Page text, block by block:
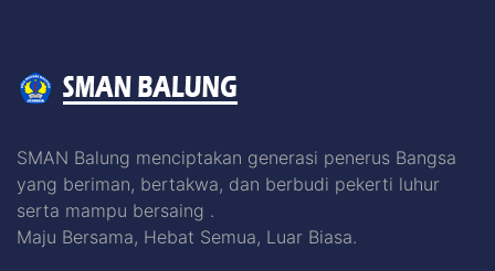
SMAN Balung menciptakan generasi penerus Bangsa
yang beriman, bertakwa, dan berbudi pekerti luhur
serta mampu bersaing .
Maju Bersama, Hebat Semua, Luar Biasa.